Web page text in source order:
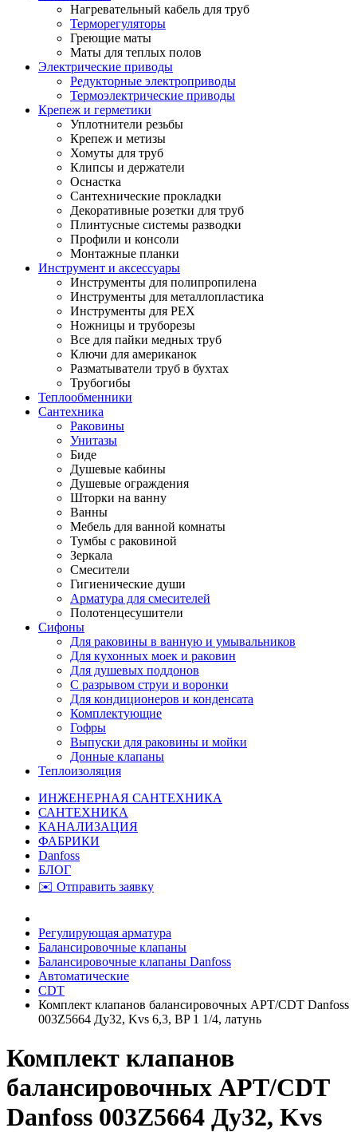
Нагревательный кабель для труб
Терморегуляторы
Греющие маты
Маты для теплых полов
Электрические приводы
Редукторные электроприводы
Термоэлектрические приводы
Крепеж и герметики
Уплотнители резьбы
Крепеж и метизы
Хомуты для труб
Клипсы и держатели
Оснастка
Сантехнические прокладки
Декоративные розетки для труб
Плинтусные системы разводки
Профили и консоли
Монтажные планки
Инструмент и аксессуары
Инструменты для полипропилена
Инструменты для металлопластика
Инструменты для PEX
Ножницы и труборезы
Все для пайки медных труб
Ключи для американок
Разматыватели труб в бухтах
Трубогибы
Теплообменники
Сантехника
Раковины
Унитазы
Биде
Душевые кабины
Душевые ограждения
Шторки на ванну
Ванны
Мебель для ванной комнаты
Тумбы с раковиной
Зеркала
Смесители
Гигиенические души
Арматура для смесителей
Полотенцесушители
Сифоны
Для раковины в ванную и умывальников
Для кухонных моек и раковин
Для душевых поддонов
С разрывом струи и воронки
Для кондиционеров и конденсата
Комплектующие
Гофры
Выпуски для раковины и мойки
Донные клапаны
Теплоизоляция
ИНЖЕНЕРНАЯ САНТЕХНИКА
САНТЕХНИКА
КАНАЛИЗАЦИЯ
ФАБРИКИ
Danfoss
БЛОГ
✉️ Отправить заявку
Регулирующая арматура
Балансировочные клапаны
Балансировочные клапаны Danfoss
Автоматические
CDT
Комплект клапанов балансировочных APT/CDT Danfoss
003Z5664 Ду32, Kvs 6,3, BP 1 1/4, латунь
Комплект клапанов
балансировочных APT/CDT
Danfoss 003Z5664 Ду32, Kvs